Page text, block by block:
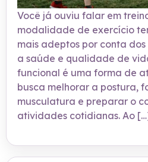
Você já ouviu falar em
modalidade de exercício
mais adeptos por conta
a saúde e qualidade de
funcional é uma forma de
busca melhorar a postura,
musculatura e preparar o
atividades cotidianas. Ao